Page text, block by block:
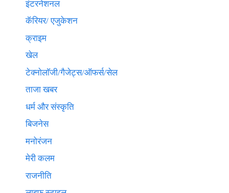
इंटरनेशनल
कॅरियर/ एजुकेशन
क्राइम
खेल
टेक्नाेलाॅजी/गैजेट्स/ऑफर्स/सेल
ताजा खबर
धर्म और संस्कृति
बिजनेस
मनोरंजन
मेरी कलम
राजनीति